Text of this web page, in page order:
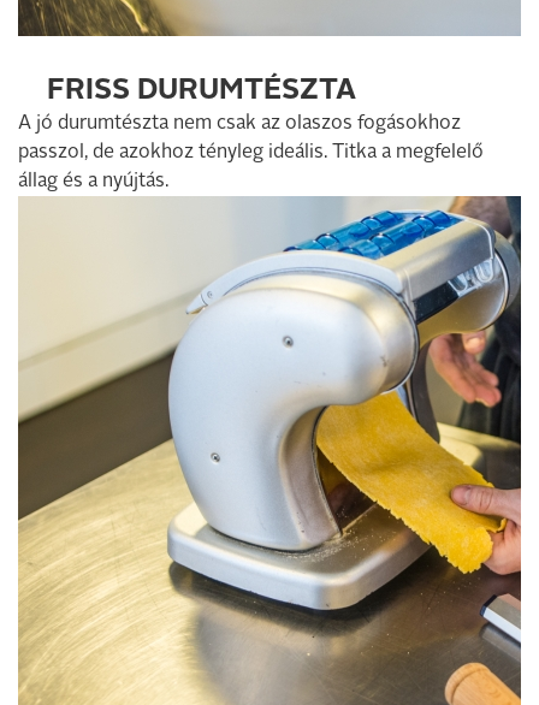
FRISS DURUMTÉSZTA
A jó durumtészta nem csak az olaszos fogásokhoz
passzol, de azokhoz tényleg ideális. Titka a megfelelő
állag és a nyújtás.